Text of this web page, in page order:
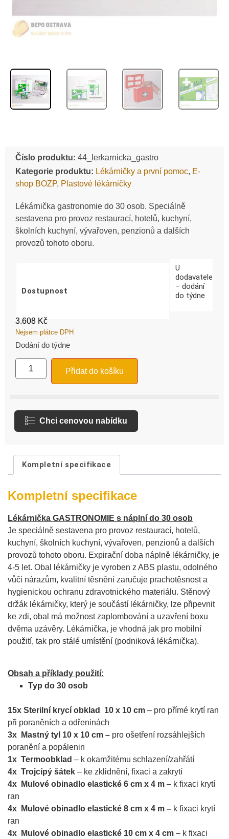
Číslo produktu: 44_lerkarnicka_gastro
Kategorie produktu: Lékárničky a první pomoc, E-
shop BOZP, Plastové lékárničky
Lékárnička gastronomie do 30 osob. Speciálně
sestavena pro provoz restaurací, hotelů, kuchyní,
školních kuchyní, vývařoven, penzionů a dalších
provozů tohoto oboru.
Dostupnost
U
dodavatele
– dodání
do týdne
3.608 Kč
Nejsem plátce DPH
Dodání do týdne
Přidat do košíku
Chci cenovou nabídku
Kompletní specifikace
Kompletní specifikace
Lékárnička GASTRONOMIE s náplní do 30 osob
Je speciálně sestavena pro provoz restaurací, hotelů,
kuchyní, školních kuchyní, vývařoven, penzionů a dalších
provozů tohoto oboru. Expirační doba náplně lékárničky, je
4-5 let. Obal lékárničky je vyroben z ABS plastu, odolného
vůči nárazům, kvalitní těsnění zaručuje prachotěsnost a
hygienickou ochranu zdravotnického materiálu. Stěnový
držák lékárničky, který je součástí lékárničky, lze připevnit
ke zdi, obal má možnost zaplombování a uzavření boxu
dvěma uzávěry. Lékárnička, je vhodná jak pro mobilní
použití, tak pro stálé umístění (podniková lékárnička).
Obsah a příklady použití:
Typ do 30 osob
15x Sterilní krycí obklad 10 x 10 cm – pro přímé krytí ran
při poraněních a odřeninách
3x Mastný tyl 10 x 10 cm – pro ošetření rozsáhlejších
poranění a popálenin
1x Termoobklad – k okamžitému schlazení/zahřátí
4x Trojcípý šátek – ke zklidnění, fixaci a zakrytí
4x Mulové obinadlo elastické 6 cm x 4 m – k fixaci krytí
ran
4x Mulové obinadlo elastické 8 cm x 4 m – k fixaci krytí
ran
4x Mulové obinadlo elastické 10 cm x 4 cm – k fixaci